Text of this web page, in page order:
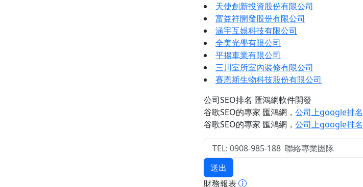
天使創新投資股份有限公司
富益祥開發股份有限公司
涵宇互娛科技有限公司
全美光學有限公司
平揚車業有限公司
三川室所室內裝修有限公司
賽恩斯生物科技股份有限公司
公司SEO排名 匯鴻網軟件開發
谷歌SEO的專家 匯鴻網 ， 公司上google排
谷歌SEO的專家 匯鴻網 ， 公司上google排
送出
財務報表